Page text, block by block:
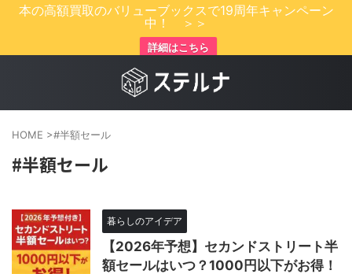
本の高額買取のバリューブックスで19周年キャンペーン
中！ ＞＞
詳細はこちら
HOME >#半額セール
#半額セール
暮らしのアイデア
【2026年予想】セカンドストリート半
額セールはいつ？1000円以下がお得！